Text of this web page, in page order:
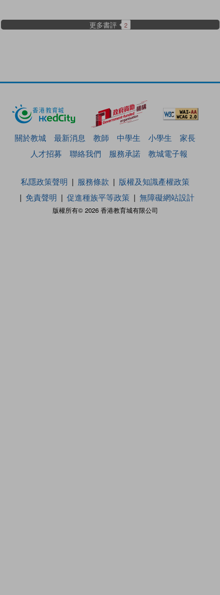
更多書評 2
關於教城 最新消息 教師 中學生 小學生
家長
人才招募
聯絡我們 服務承諾 教城電子報
版權所有© 2026 香港教育城有限公司
私隱政策聲明 服務條款
版權及知識產權政策
免責聲明
促進種族平等政策 無障礙網站設計